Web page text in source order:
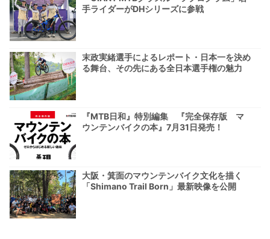
手ライダーがDHシリーズに参戦
末政実緒選手によるレポート・日本一を決め
る舞台、その先にある全日本選手権の魅力
『MTB日和』特別編集 『完全保存版 マ
ウンテンバイクの本』7月31日発売！
大阪・箕面のマウンテンバイク文化を描く
「Shimano Trail Born」最新映像を公開